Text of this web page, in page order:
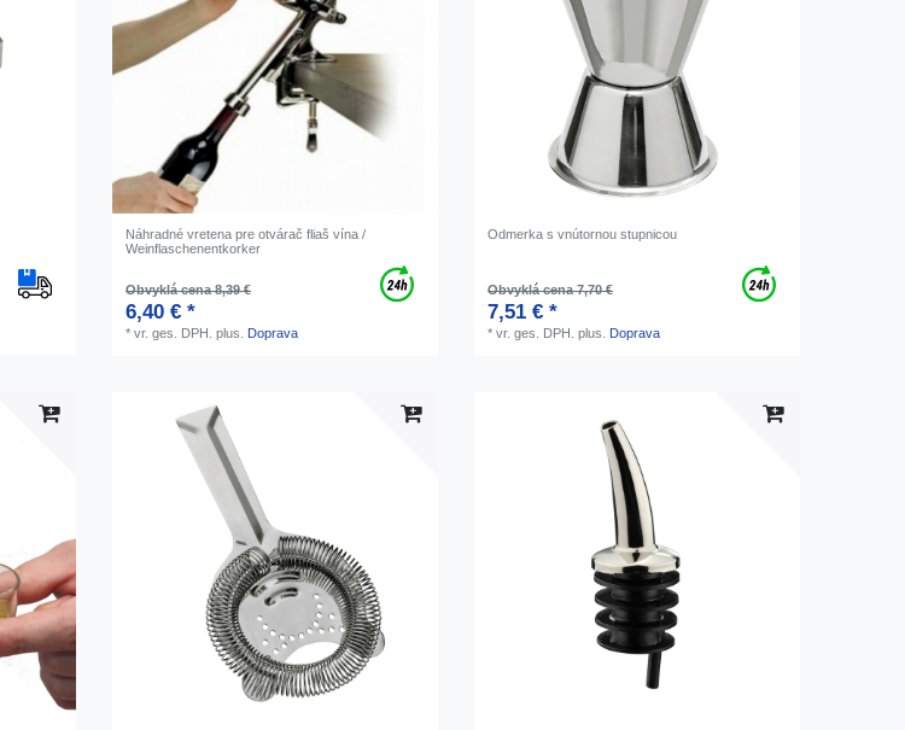
Náhradné vretena pre otvárač fliaš vína /
Weinflaschenentkorker
Obvyklá cena 8,39 €
6,40 € *
*vr. ges. DPH. plus. Doprava
Odmerka s vnútornou stupnicou
Obvyklá cena 7,70 €
7,51 € *
*vr. ges. DPH. plus. Doprava